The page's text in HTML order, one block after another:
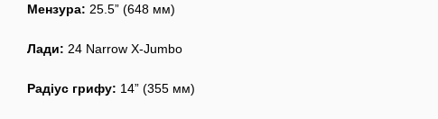
Мензура: 25.5” (648 мм)
Лади: 24 Narrow X-Jumbo
Радіус грифу: 14” (355 мм)